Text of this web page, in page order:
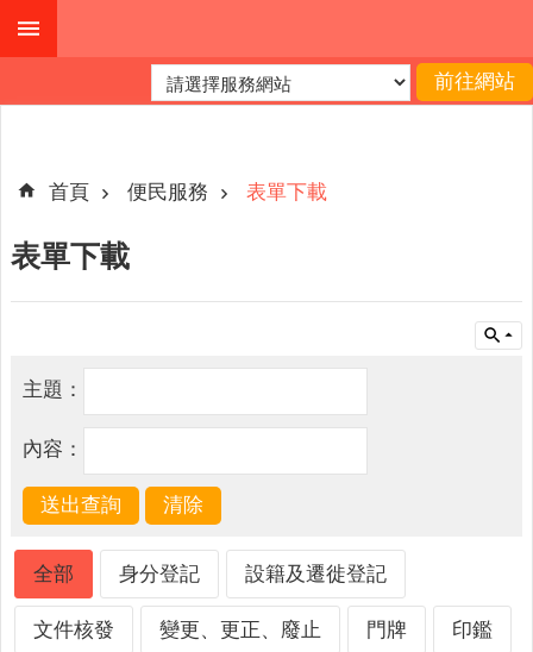
跳到主要內容區塊
階
機
關
便
服
務
統
首頁 便民服務 表單下載
表單下載
主題：
內容：
全部 身分登記 設籍及遷徙登記
文件核發 變更、更正、廢止 門牌 印鑑